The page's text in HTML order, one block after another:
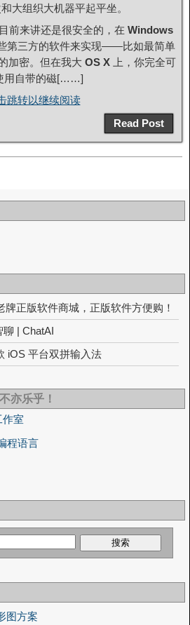
大组织大机器平起平坐。
前来讲还是很安全的，在 Windows
第三方的软件来实现——比如最简单
加密。但在我大 OS X上，你完全可
用自带的磁[……]
跳转以继续阅读
Read Post
牌正版软件商城，正版软件方便购！
聊 | ChatAI
iOS 平台双拼输入法
亦乐乎！
作室
程语言
图方案